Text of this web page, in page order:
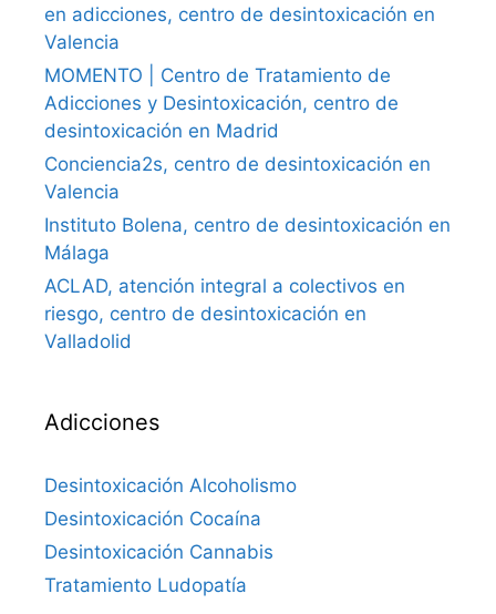
en adicciones, centro de desintoxicación en
Valencia
MOMENTO | Centro de Tratamiento de
Adicciones y Desintoxicación, centro de
desintoxicación en Madrid
Conciencia2s, centro de desintoxicación en
Valencia
Instituto Bolena, centro de desintoxicación en
Málaga
ACLAD, atención integral a colectivos en
riesgo, centro de desintoxicación en
Valladolid
Adicciones
Desintoxicación Alcoholismo
Desintoxicación Cocaína
Desintoxicación Cannabis
Tratamiento Ludopatía